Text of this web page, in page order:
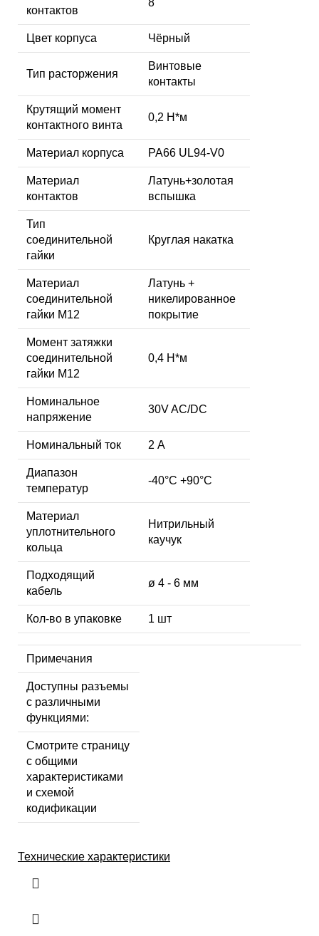
контактов
Цвет корпуса Чёрный
Тип расторжения
Винтовые
контакты
Крутящий момент
контактного винта
0,2 Н*м
Материал корпуса PA66 UL94-V0
Материал
контактов
Латунь+золотая
вспышка
Тип
соединительной
гайки
Круглая накатка
Материал
соединительной
гайки M12
Латунь +
никелированное
покрытие
Момент затяжки
соединительной
гайки M12
0,4 Н*м
Номинальное
напряжение
30V AC/DC
Номинальный ток 2 А
Диапазон
температур
-40°C +90°C
Материал
уплотнительного
кольца
Нитрильный
каучук
Подходящий
кабель
ø 4 - 6 мм
Кол-во в упаковке 1 шт
Примечания
Доступны разъемы
с различными
функциями:
Смотрите страницу
с общими
характеристиками
и схемой
кодификации
Технические характеристики